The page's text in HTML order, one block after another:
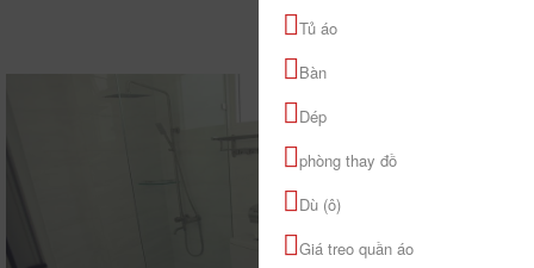
Tủ áo
Bàn
Dép
phòng thay đồ
Dù (ô)
Giá treo quần áo